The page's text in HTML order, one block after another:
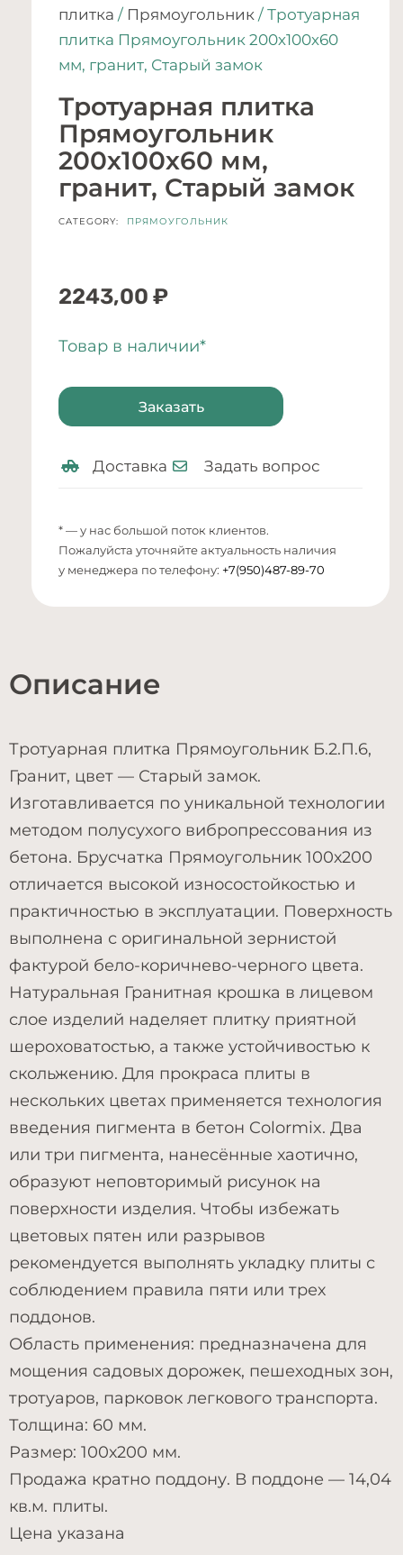
плитка / Прямоугольник / Тротуарная
плитка Прямоугольник 200х100х60
мм, гранит, Старый замок
Тротуарная плитка
Прямоугольник
200х100х60 мм,
гранит, Старый замок
CATEGORY: ПРЯМОУГОЛЬНИК
2243,00 ₽
Товар в наличии*
Заказать
Доставка Задать вопрос
* — у нас большой поток клиентов.
Пожалуйста уточняйте актуальность наличия
у менеджера по телефону: +7(950)487-89-70
Описание
Тротуарная плитка Прямоугольник Б.2.П.6,
Гранит, цвет — Старый замок.
Изготавливается по уникальной технологии
методом полусухого вибропрессования из
бетона. Брусчатка Прямоугольник 100х200
отличается высокой износостойкостью и
практичностью в эксплуатации. Поверхность
выполнена с оригинальной зернистой
фактурой бело-коричнево-черного цвета.
Натуральная Гранитная крошка в лицевом
слое изделий наделяет плитку приятной
шероховатостью, а также устойчивостью к
скольжению. Для прокраса плиты в
нескольких цветах применяется технология
введения пигмента в бетон Colormix. Два
или три пигмента, нанесённые хаотично,
образуют неповторимый рисунок на
поверхности изделия. Чтобы избежать
цветовых пятен или разрывов
рекомендуется выполнять укладку плиты с
соблюдением правила пяти или трех
поддонов.
Область применения: предназначена для
мощения садовых дорожек, пешеходных зон,
тротуаров, парковок легкового транспорта.
Толщина: 60 мм.
Размер: 100х200 мм.
Продажа кратно поддону. В поддоне — 14,04
кв.м. плиты.
Цена указана